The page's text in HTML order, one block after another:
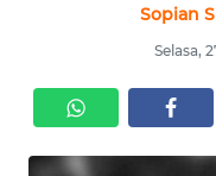
Sopian
Selasa,
EKUIN